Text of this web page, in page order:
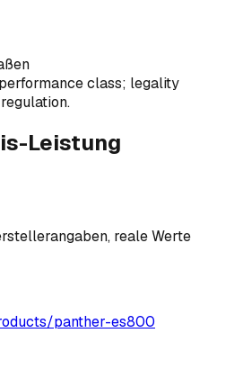
class; legality
Leistung
reale Werte
panther-es800